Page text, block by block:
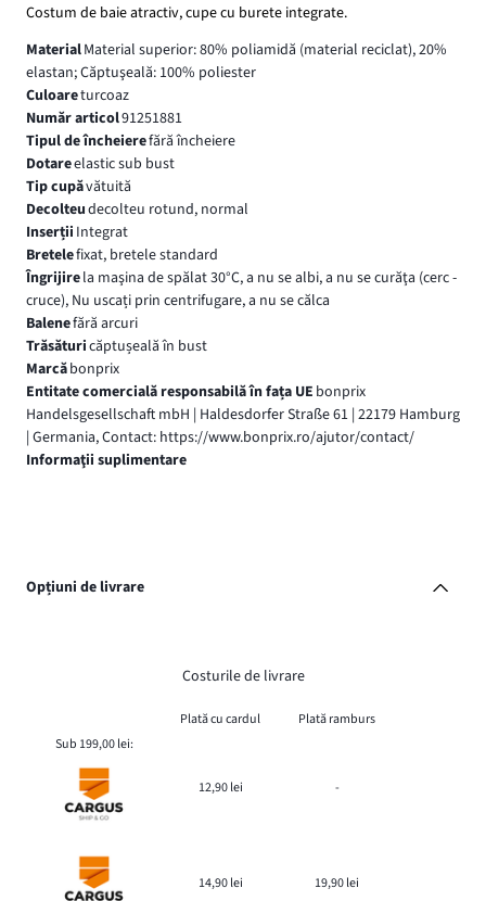
Costum de baie atractiv, cupe cu burete integrate.
MaterialMaterial superior: 80% poliamidă (material reciclat), 20%
elastan; Căptuşeală: 100% poliester
Culoareturcoaz
Număr articol91251881
Tipul de încheierefără încheiere
Dotareelastic sub bust
Tip cupăvătuită
Decolteudecolteu rotund, normal
Inserții Integrat
Bretelefixat, bretele standard
Îngrijirela maşina de spălat 30°C, a nu se albi, a nu se curăţa (cerc -
cruce), Nu uscați prin centrifugare, a nu se călca
Balenefără arcuri
Trăsăturicăptușeală în bust
Marcăbonprix
Entitate comercială responsabilă în fața UE bonprix
Handelsgesellschaft mbH | Haldesdorfer Straße 61 | 22179 Hamburg
| Germania, Contact: https://www.bonprix.ro/ajutor/contact/
Informaţii suplimentare
Opțiuni de livrare
Costurile de livrare
Plată cu cardul
Plată ramburs
Sub 199,00 lei:
12,90 lei -
14,90 lei 19,90 lei